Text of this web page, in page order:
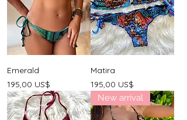
Emerald
Precio
195,00 US$
Matira
Precio
195,00 US$
New arrival